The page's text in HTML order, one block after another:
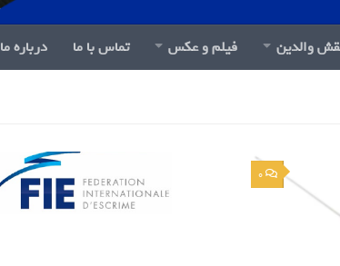
والدین فیلم و عکس تماس با ما درباره ما
0